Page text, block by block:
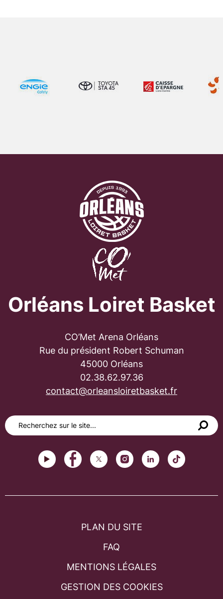
Orléans Loiret Basket
CO’Met Arena Orléans
Rue du président Robert Schuman
45000 Orléans
02.38.62.97.36
contact@orleansloiretbasket.fr
PLAN DU SITE
FAQ
MENTIONS LÉGALES
GESTION DES COOKIES